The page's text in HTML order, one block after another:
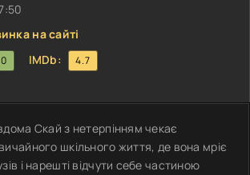
на сайті
IMDb: 4.7
Скай з нетерпінням чекає
шкільного життя, де вона мріє
і нарешті відчути себе частиною